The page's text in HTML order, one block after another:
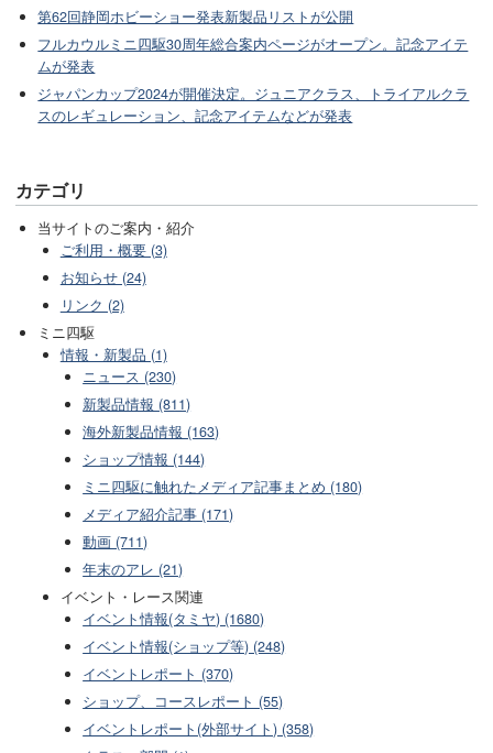
第62回静岡ホビーショー発表新製品リストが公開
フルカウルミニ四駆30周年総合案内ページがオープン。記念アイテ
ムが発表
ジャパンカップ2024が開催決定。ジュニアクラス、トライアルクラ
スのレギュレーション、記念アイテムなどが発表
カテゴリ
当サイトのご案内・紹介
ご利用・概要 (3)
お知らせ (24)
リンク (2)
ミニ四駆
情報・新製品 (1)
ニュース (230)
新製品情報 (811)
海外新製品情報 (163)
ショップ情報 (144)
ミニ四駆に触れたメディア記事まとめ (180)
メディア紹介記事 (171)
動画 (711)
年末のアレ (21)
イベント・レース関連
イベント情報(タミヤ) (1680)
イベント情報(ショップ等) (248)
イベントレポート (370)
ショップ、コースレポート (55)
イベントレポート(外部サイト) (358)